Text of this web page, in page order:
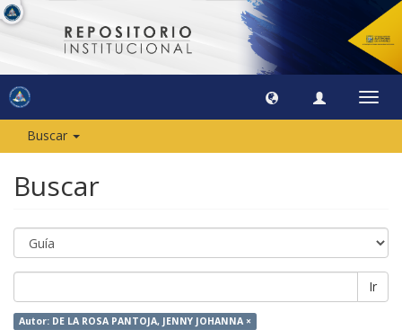
Buscar
Buscar
Ir
Autor: DE LA ROSA PANTOJA, JENNY JOHANNA ×